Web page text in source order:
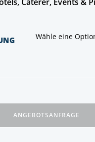
Wähle eine
ANGEBOTSANFRAGE